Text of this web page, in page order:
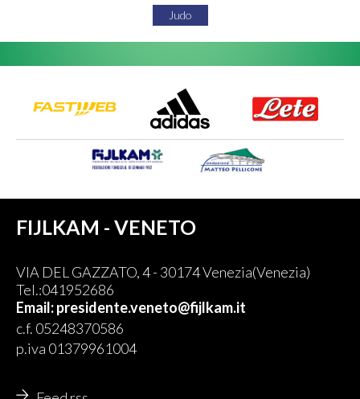
Judo
FIJLKAM - VENETO
VIA DEL GAZZATO, 4 - 30174 Venezia(Venezia)
Tel.:041952686
Email: presidente.veneto@fijlkam.it
c.f. 05248370586
p.iva 01379961004